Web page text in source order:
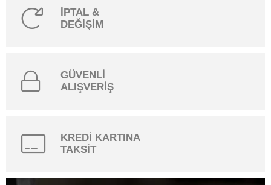
İPTAL &
DEĞİŞİM
GÜVENLİ
ALIŞVERİŞ
KREDİ KARTINA
TAKSİT